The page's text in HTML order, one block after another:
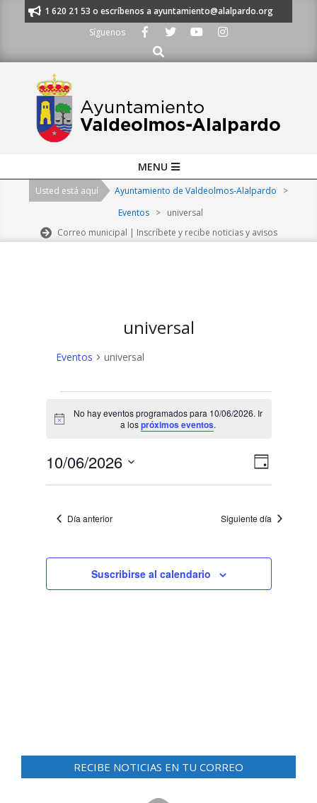
al 91 620 21 53 o escríbenos a ayuntamiento@alalpardo.org
Síguenos
Buscar
Navigation
MENU
Usted está aquí Ayuntamiento de Valdeolmos-Alalpardo
>
Eventos > universal
Correo municipal | Inscríbete y recibe noticias y avisos
universal
Eventos universal
en
10/06/2026
Aviso
No hay eventos programados para 10/06/2026. Ir
a lospróximos eventos.
N
a
v
g
a
v
i
N
e
i
a
Día
10/06/2026
Día anterior Siguiente día
Suscribirse al calendario
RECIBE NOTICIAS EN TU CORREO